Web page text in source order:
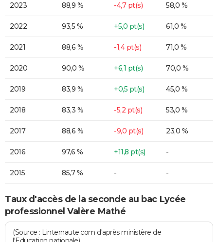
2023 88,9 % -4,7 pt(s) 58,0 %
2022 93,5 % +5,0 pt(s) 61,0 %
2021 88,6 % -1,4 pt(s) 71,0 %
2020 90,0 % +6,1 pt(s) 70,0 %
2019 83,9 % +0,5 pt(s) 45,0 %
2018 83,3 % -5,2 pt(s) 53,0 %
2017 88,6 % -9,0 pt(s) 23,0 %
2016 97,6 % +11,8 pt(s) -
2015 85,7 % - -
Taux d'accès de la seconde au bac Lycée
professionnel Valère Mathé
(Source : Linternaute.com d'après ministère de